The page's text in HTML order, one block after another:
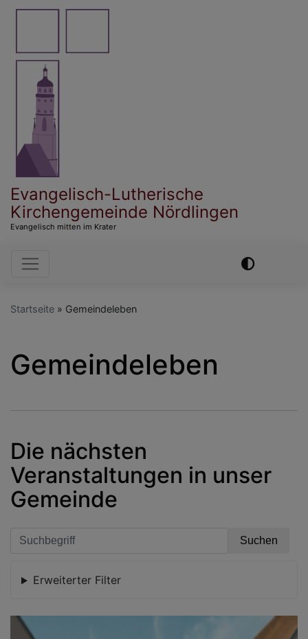
Direkt
Evangelisch-Lutherische
Kirchengemeinde Nördlingen
Evangelisch mitten im Krater
Hauptnavigation
Startseite Gemeindeleben
Gemeindeleben
Die nächsten
Veranstaltungen in unser
Gemeinde
Erweiterter Filter